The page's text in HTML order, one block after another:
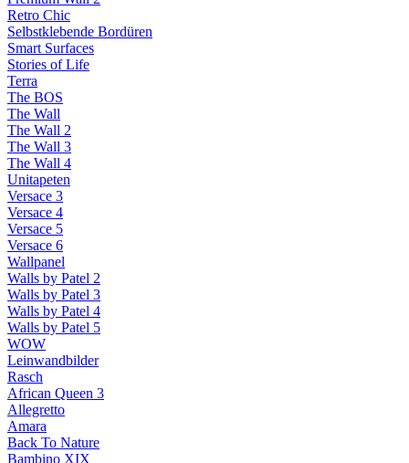
Retro Chic
Selbstklebende Bordüren
Smart Surfaces
Stories of Life
Terra
The BOS
The Wall
The Wall 2
The Wall 3
The Wall 4
Unitapeten
Versace 3
Versace 4
Versace 5
Versace 6
Wallpanel
Walls by Patel 2
Walls by Patel 3
Walls by Patel 4
Walls by Patel 5
WOW
Leinwandbilder
Rasch
African Queen 3
Allegretto
Amara
Back To Nature
Bambino XIX